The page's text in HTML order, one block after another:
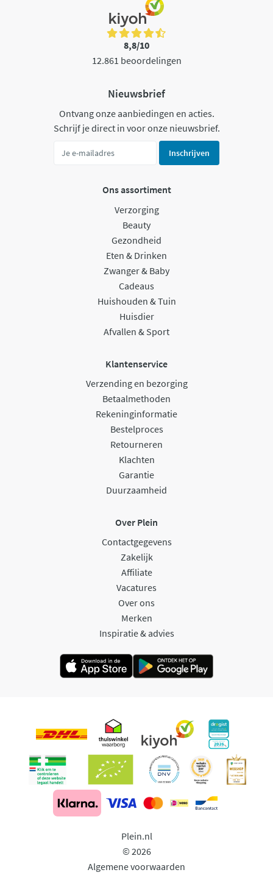
8,8/10
12.861 beoordelingen
Nieuwsbrief
Ontvang onze aanbiedingen en acties.
Schrijf je direct in voor onze nieuwsbrief.
Inschrijven
Ons assortiment
Verzorging
Beauty
Gezondheid
Eten & Drinken
Zwanger & Baby
Cadeaus
Huishouden & Tuin
Huisdier
Afvallen & Sport
Klantenservice
Verzending en bezorging
Betaalmethoden
Rekeninginformatie
Bestelproces
Retourneren
Klachten
Garantie
Duurzaamheid
Over Plein
Contactgegevens
Zakelijk
Affiliate
Vacatures
Over ons
Merken
Inspiratie & advies
Plein.nl
© 2026
Algemene voorwaarden